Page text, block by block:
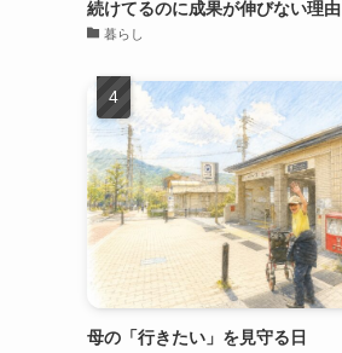
続けてるのに成果が伸びない理由
暮らし
母の「行きたい」を見守る日